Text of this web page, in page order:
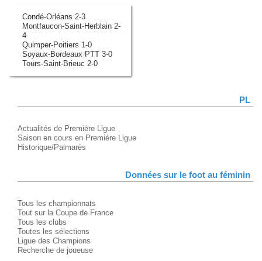
Condé-Orléans 2-3
Montfaucon-Saint-Herblain 2-
4
Quimper-Poitiers 1-0
Soyaux-Bordeaux PTT 3-0
Tours-Saint-Brieuc 2-0
PL
Actualités de Première Ligue
Saison en cours en Première Ligue
Historique/Palmarès
Données sur le foot au féminin
Tous les championnats
Tout sur la Coupe de France
Tous les clubs
Toutes les sélections
Ligue des Champions
Recherche de joueuse